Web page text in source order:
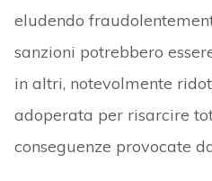
eludendo
sanzioni potrebbero
in altri, notevolmente
adoperata per risarcire
conseguenze provocate